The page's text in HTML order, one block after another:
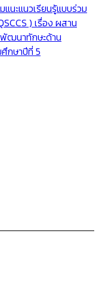
นะแนวเรียนรู้แบบร่วม
) เรื่อง ผสาน
พัฒนาทักษะด้าน
กษาปีที่ 5